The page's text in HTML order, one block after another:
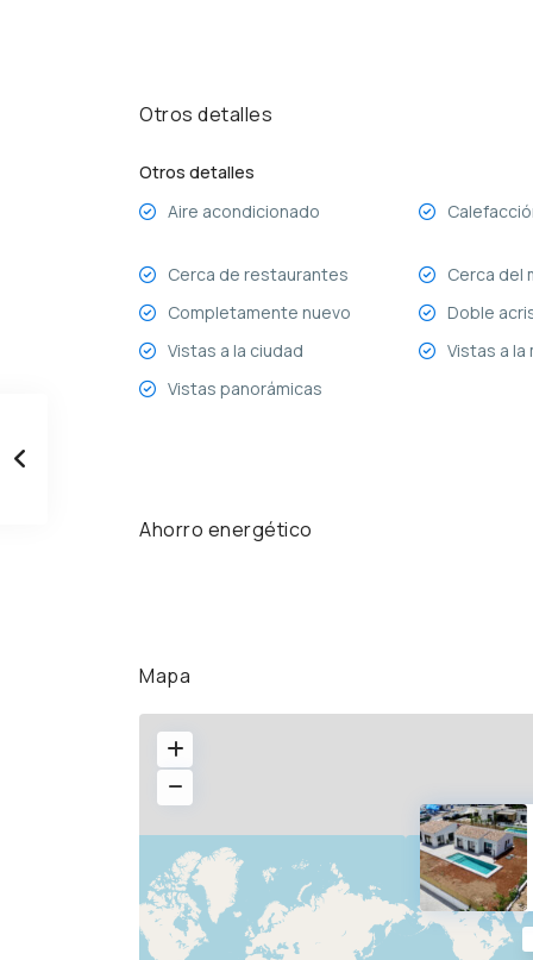
Otros detalles
Otros detalles
Aire acondicionado
Cerca de restaurantes
Cerca del
Completamente nuevo
Doble
Vistas a la ciudad
Vistas a la
Vistas panorámicas
Ahorro energético
Mapa